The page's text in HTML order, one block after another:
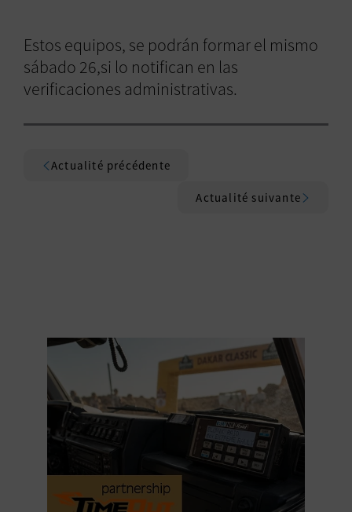
Estos equipos, se podrán formar el mismo
sábado 26,si lo notifican en las
verificaciones administrativas.
Actualité précédente
Actualité suivante